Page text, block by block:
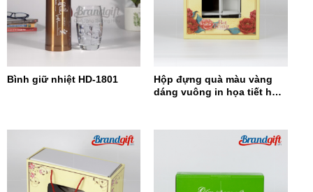
Bình giữ nhiệt HD-1801
Hộp đựng quà màu vàng
dáng vuông in họa tiết hoa